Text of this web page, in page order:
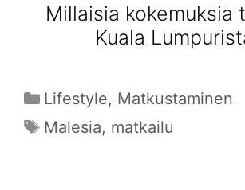
Millaisia kokemuksia
Kuala
Kategoriat
Lifestyle, Matkustaminen
Avainsanat
Malesia, matkailu